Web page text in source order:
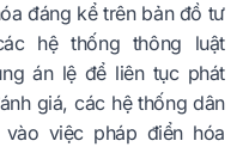
đáng kể trên bản đồ tư
hệ thống thông luật
án lệ để liên tục phát
giá, các hệ thống dân
việc pháp điển hóa